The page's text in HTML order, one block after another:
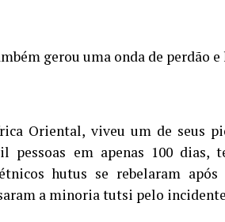
gerou uma onda de perdão
Oriental, viveu um de seus
pessoas em apenas 100 dias,
hutus se rebelaram
a minoria tutsi pelo